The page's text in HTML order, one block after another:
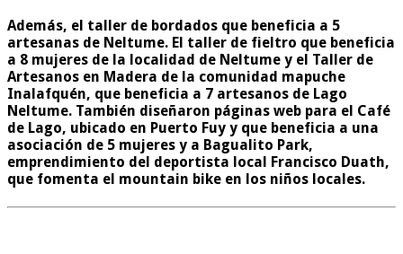
Además, el taller de bordados que beneficia a 5
artesanas de Neltume. El taller de fieltro que beneficia
a 8 mujeres de la localidad de Neltume y el Taller de
Artesanos en Madera de la comunidad mapuche
Inalafquén, que beneficia a 7 artesanos de Lago
Neltume. También diseñaron páginas web para el Café
de Lago, ubicado en Puerto Fuy y que beneficia a una
asociación de 5 mujeres y a Bagualito Park,
emprendimiento del deportista local Francisco Duath,
que fomenta el mountain bike en los niños locales.